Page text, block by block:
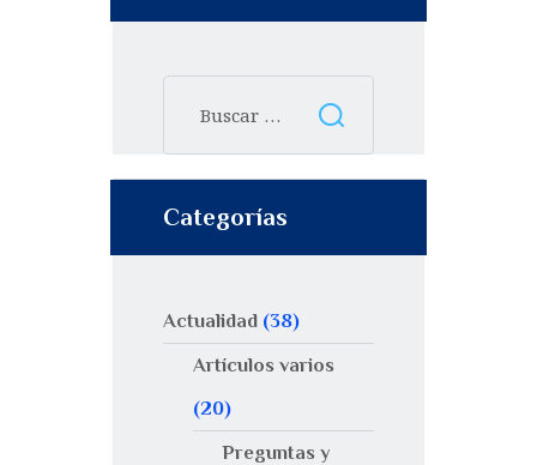
Categorías
Actualidad (38)
Artículos varios
(20)
Preguntas y